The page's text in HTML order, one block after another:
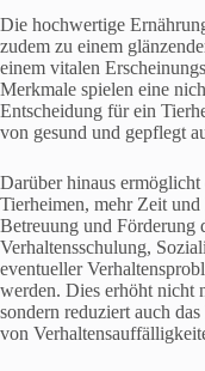
Die hochwertige
zudem zu einem
einem vitalen
Merkmale spielen eine
Entscheidung für ein
von gesund und gepflegt
Darüber hinaus
Tierheimen, mehr Zeit
Betreuung und Förderung
Verhaltensschulung,
eventueller
werden. Dies erhöht nicht
sondern reduziert auch
von